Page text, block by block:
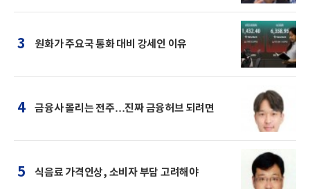
3 원화가 주요국 통화 대비 강세인 이유
4 금융사 몰리는 전주…진짜 금융허브 되려면
5 식음료 가격인상, 소비자 부담 고려해야